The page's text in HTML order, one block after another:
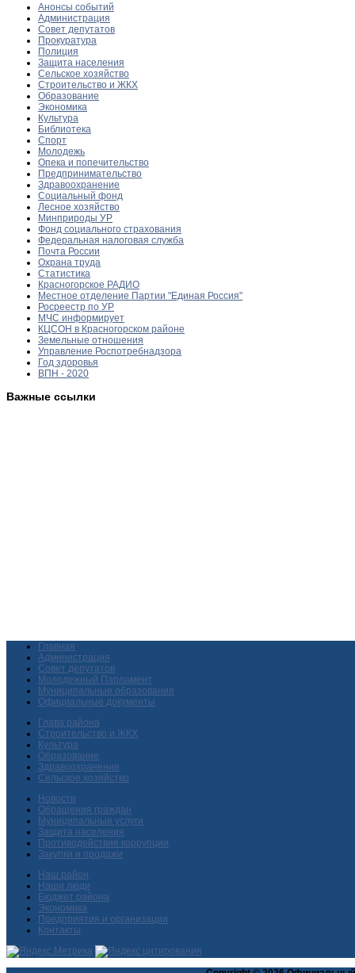
Анонсы событий
Администрация
Совет депутатов
Прокуратура
Полиция
Защита населения
Сельское хозяйство
Строительство и ЖКХ
Образование
Экономика
Культура
Библиотека
Спорт
Молодежь
Опека и попечительство
Предпринимательство
Здравоохранение
Социальный фонд
Лесное хозяйство
Минприроды УР
Фонд социального страхования
Федеральная налоговая служба
Почта России
Охрана труда
Статистика
Красногорское РАДИО
Местное отделение Партии "Единая Россия"
Росреестр по УР
МЧС информирует
КЦСОН в Красногорском районе
Земельные отношения
Управление Роспотребнадзора
Год здоровья
ВПН - 2020
Важные ссылки
Главная
Администрация
Совет депутатов
Молодежный Парламент
Муниципальные образования
Официальные документы
Глава района
Строительство и ЖКХ
Культура
Образование
Здравоохранение
Сельское хозяйство
Новости
Обращения граждан
Муниципальные услуги
Защита населения
Противодействие коррупции
Закупки и продажи
Наш район
Наши люди
Бюджет района
Экономика
Предприятия и организации
Контакты